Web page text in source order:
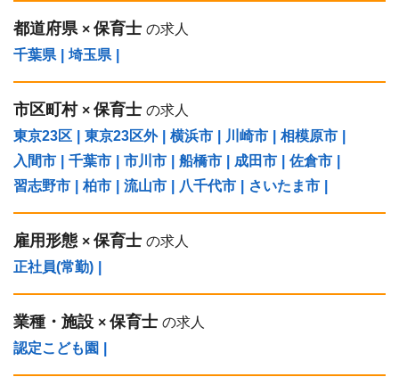
都道府県 × 保育士 の求人
千葉県
埼玉県
市区町村 × 保育士 の求人
東京23区
東京23区外 横浜市 川崎市 相模原市
入間市
千葉市 市川市 船橋市 成田市 佐倉市
習志野市
柏市 流山市 八千代市 さいたま市
雇用形態 × 保育士 の求人
正社員(常勤)
業種・施設 × 保育士 の求人
認定こども園